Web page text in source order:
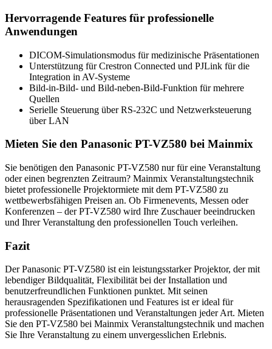
Hervorragende Features für professionelle
Anwendungen
DICOM-Simulationsmodus für medizinische Präsentationen
Unterstützung für Crestron Connected und PJLink für die
Integration in AV-Systeme
Bild-in-Bild- und Bild-neben-Bild-Funktion für mehrere
Quellen
Serielle Steuerung über RS-232C und Netzwerksteuerung
über LAN
Mieten Sie den Panasonic PT-VZ580 bei Mainmix
Sie benötigen den Panasonic PT-VZ580 nur für eine Veranstaltung
oder einen begrenzten Zeitraum? Mainmix Veranstaltungstechnik
bietet professionelle Projektormiete mit dem PT-VZ580 zu
wettbewerbsfähigen Preisen an. Ob Firmenevents, Messen oder
Konferenzen – der PT-VZ580 wird Ihre Zuschauer beeindrucken
und Ihrer Veranstaltung den professionellen Touch verleihen.
Fazit
Der Panasonic PT-VZ580 ist ein leistungsstarker Projektor, der mit
lebendiger Bildqualität, Flexibilität bei der Installation und
benutzerfreundlichen Funktionen punktet. Mit seinen
herausragenden Spezifikationen und Features ist er ideal für
professionelle Präsentationen und Veranstaltungen jeder Art. Mieten
Sie den PT-VZ580 bei Mainmix Veranstaltungstechnik und machen
Sie Ihre Veranstaltung zu einem unvergesslichen Erlebnis.